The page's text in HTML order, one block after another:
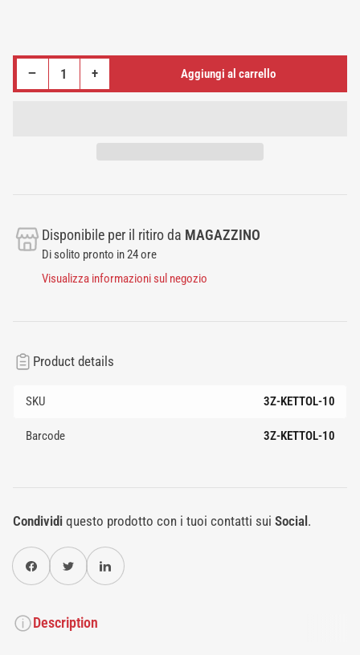
−Riduci quantità per KETTLEBELL OLIMPIONICA TREZERI - 10KG +Aumenta quantità per KETTLEBELL OLIMPIONICA TREZERI - 10KG Aggiungi al carrello
Disponibile per il ritiro da MAGAZZINO
Di solito pronto in 24 ore
Visualizza informazioni sul negozio
Product details
SKU 3Z-KETTOL-10
Barcode 3Z-KETTOL-10
Condividiquesto prodotto con i tuoi contatti sui Social .
Condividi su FacebookTwitterCondividi su Pinterest
Description